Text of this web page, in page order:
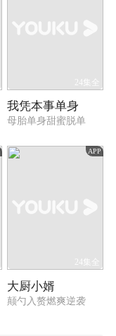
24集全
我凭本事单身
母胎单身甜蜜脱单
APP
24集全
大厨小婿
颠勺入赘燃爽逆袭